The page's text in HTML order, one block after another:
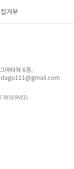
거부
마타워 6층,